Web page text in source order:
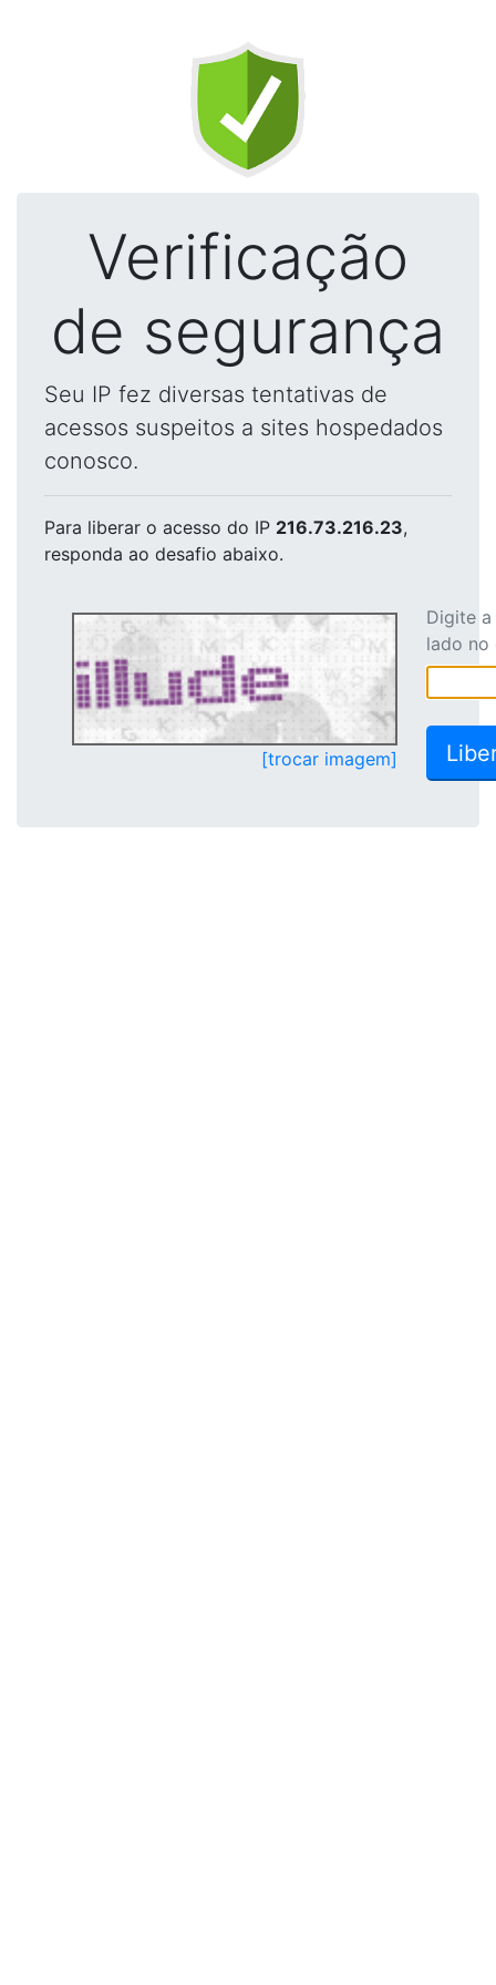
Verificação
de segurança
Seu IP fez diversas tentativas de
acessos suspeitos a sites hospedados
conosco.
Para liberar o acesso do IP 216.73.216.23,
responda ao desafio abaixo.
[trocar imagem]
Digite
lado no